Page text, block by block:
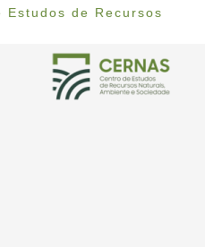
Estudos de Recursos